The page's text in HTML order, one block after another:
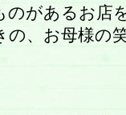
のがあるお店
の、お母様の